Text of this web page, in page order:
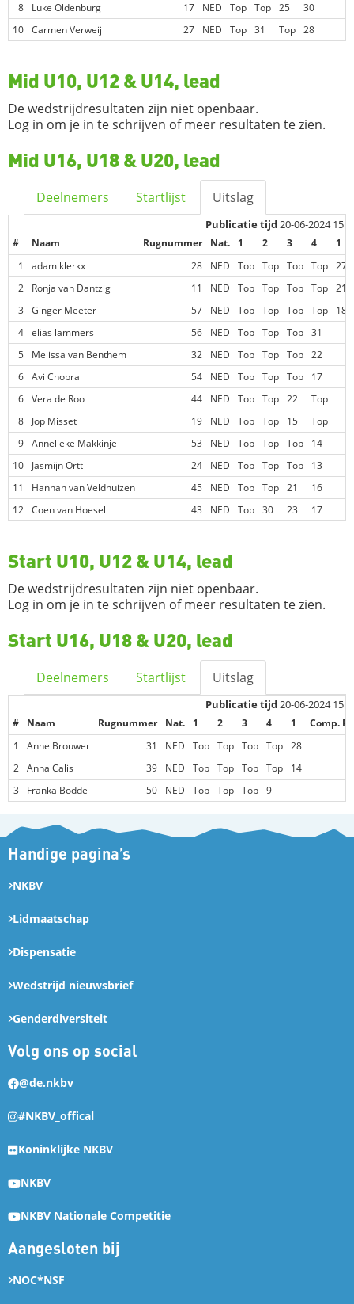
8
Luke Oldenburg 17 NED Top Top 25
30
10 Carmen Verweij 27 NED Top 31 Top 28
Mid U10, U12 & U14, lead
De wedstrijdresultaten zijn niet openbaar.
Log in om je in te schrijven of meer resultaten te zien.
Mid U16, U18 & U20, lead
Deelnemers Startlijst Uitslag
Publicatie tijd20-06-2024
# Naam Rugnummer Nat. 1 2 3 4
1
1
adam klerkx 28 NED Top Top Top Top 27
2
Ronja van Dantzig 11 NED Top Top Top Top 21
3
Ginger Meeter 57 NED Top Top Top Top
18
4 elias lammers 56 NED Top Top Top 31
5
Melissa van Benthem 32 NED Top Top Top 22
6 Avi Chopra 54 NED Top Top Top
17
6 Vera de Roo 44 NED Top Top 22
Top
8
Jop Misset 19 NED Top Top 15
Top
9 Annelieke Makkinje 53 NED Top Top Top
14
10
Jasmijn Ortt 24 NED Top Top Top
13
11
Hannah van Veldhuizen 45 NED Top Top 21
16
12 Coen van Hoesel 43 NED Top 30 23 17
Start U10, U12 & U14, lead
De wedstrijdresultaten zijn niet openbaar.
Log in om je in te schrijven of meer resultaten te zien.
Start U16, U18 & U20, lead
Deelnemers Startlijst Uitslag
Publicatie tijd20-06-2024
# Naam Rugnummer Nat. 1 2 3 4 1
Comp.
1
Anne Brouwer 31 NED Top Top Top Top 28
2 Anna Calis 39 NED Top Top Top Top 14
3
Franka Bodde 50 NED Top Top Top 9
Handige pagina’s
NKBV
Lidmaatschap
Dispensatie
Wedstrijd nieuwsbrief
Genderdiversiteit
Volg ons op social
@de.nkbv
#NKBV_offical
Koninklijke NKBV
NKBV
NKBV Nationale Competitie
Aangesloten bij
NOC*NSF